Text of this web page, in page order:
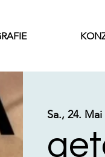
Sa., 24. Mai